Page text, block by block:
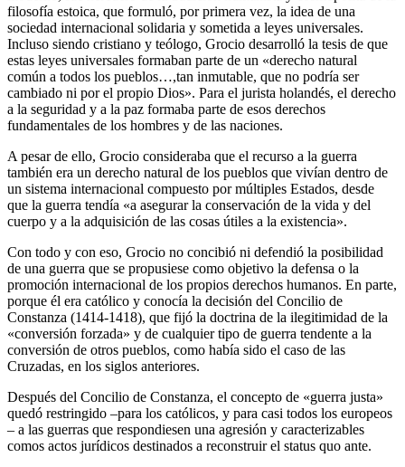
filosofía estoica, que formuló, por primera vez, la idea de una
sociedad internacional solidaria y sometida a leyes universales.
Incluso siendo cristiano y teólogo, Grocio desarrolló la tesis de que
estas leyes universales formaban parte de un «derecho natural
común a todos los pueblos…,tan inmutable, que no podría ser
cambiado ni por el propio Dios». Para el jurista holandés, el derecho
a la seguridad y a la paz formaba parte de esos derechos
fundamentales de los hombres y de las naciones.
A pesar de ello, Grocio consideraba que el recurso a la guerra
también era un derecho natural de los pueblos que vivían dentro de
un sistema internacional compuesto por múltiples Estados, desde
que la guerra tendía «a asegurar la conservación de la vida y del
cuerpo y a la adquisición de las cosas útiles a la existencia».
Con todo y con eso, Grocio no concibió ni defendió la posibilidad
de una guerra que se propusiese como objetivo la defensa o la
promoción internacional de los propios derechos humanos. En parte,
porque él era católico y conocía la decisión del Concilio de
Constanza (1414-1418), que fijó la doctrina de la ilegitimidad de la
«conversión forzada» y de cualquier tipo de guerra tendente a la
conversión de otros pueblos, como había sido el caso de las
Cruzadas, en los siglos anteriores.
Después del Concilio de Constanza, el concepto de «guerra justa»
quedó restringido –para los católicos, y para casi todos los europeos
– a las guerras que respondiesen una agresión y caracterizables
comos actos jurídicos destinados a reconstruir el status quo ante.